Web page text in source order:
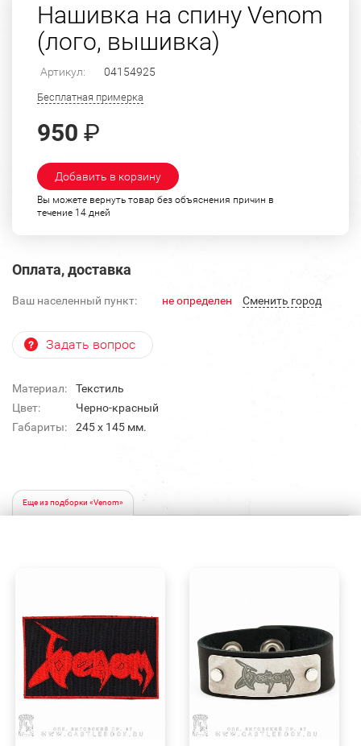
Нашивка на спину Venom
(лого, вышивка)
Артикул: 04154925
Бесплатная примерка
950 ₽
Добавить в корзину
Вы можете вернуть товар без объяснения причин в
течение 14 дней
Оплата, доставка
Ваш населенный пункт: не определен Cменить город
Задать вопрос
Материал:
Текстиль
Цвет:
Черно-красный
Габариты:
245 х 145 мм.
Еще из подборки «Venom»